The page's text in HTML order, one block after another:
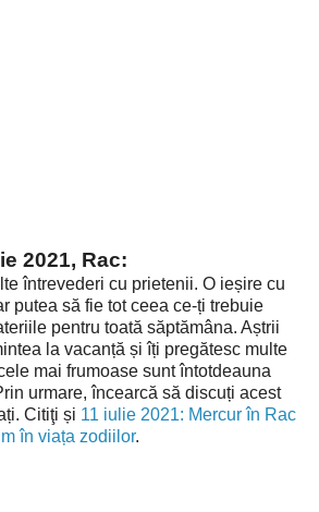
2021, Rac:
întrevederi cu prietenii. O ieșire cu
putea să fie tot ceea ce-ți trebuie
pentru toată săptămâna. Aștrii
la vacanță și îți pregătesc multe
mai frumoase sunt întotdeauna
urmare, încearcă să discuți acest
Citiţi și 11 iulie 2021: Mercur în Rac
în viața zodiilor.